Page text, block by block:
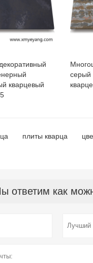
кварцевый
серый
плиты кварца
как